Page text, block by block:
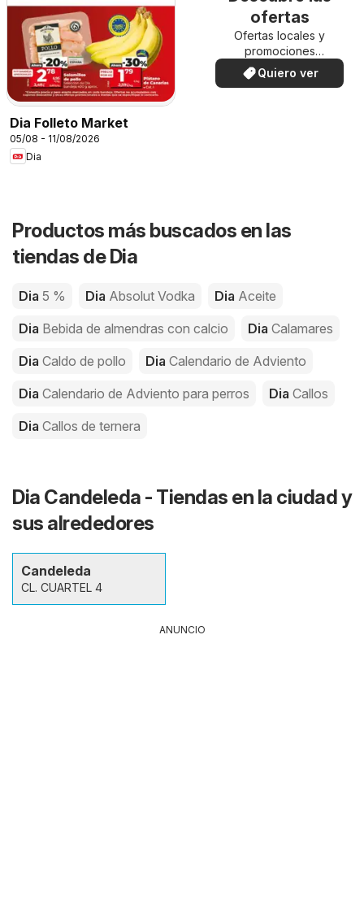
Dia Folleto Market
05/08 - 11/08/2026
Dia
ofertas
Ofertas locales y
promociones
especiales.
Quiero ver
Productos más buscados en las
tiendas de Dia
Dia 5 % Dia Absolut Vodka Dia Aceite
Dia Bebida de almendras con calcio Dia Calamares
Dia Caldo de pollo Dia Calendario de Adviento
Dia Calendario de Adviento para perros Dia Callos
Dia Callos de ternera
Dia Candeleda - Tiendas en la ciudad y
sus alrededores
Candeleda
CL. CUARTEL 4
ANUNCIO